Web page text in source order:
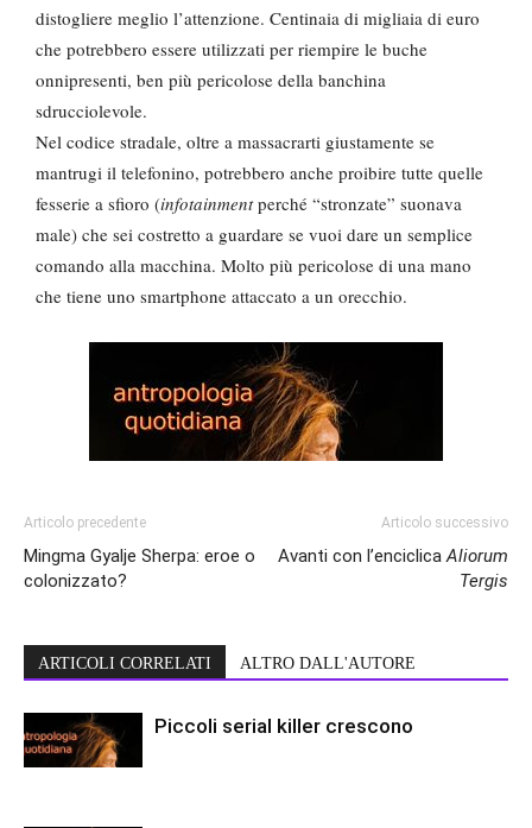
distogliere meglio l’attenzione. Centinaia di migliaia di euro
che potrebbero essere utilizzati per riempire le buche
onnipresenti, ben più pericolose della banchina
sdrucciolevole.
Nel codice stradale, oltre a massacrarti giustamente se
mantrugi il telefonino, potrebbero anche proibire tutte quelle
fesserie a sfioro (infotainmentperché “stronzate” suonava
male) che sei costretto a guardare se vuoi dare un semplice
comando alla macchina. Molto più pericolose di una mano
che tiene uno smartphone attaccato a un orecchio.
Articolo precedente
Mingma Gyalje Sherpa: eroe o
colonizzato?
Articolo successivo
Avanti con l’enciclicaAliorum
Tergis
ARTICOLI CORRELATI ALTRO DALL'AUTORE
Piccoli serial killer crescono